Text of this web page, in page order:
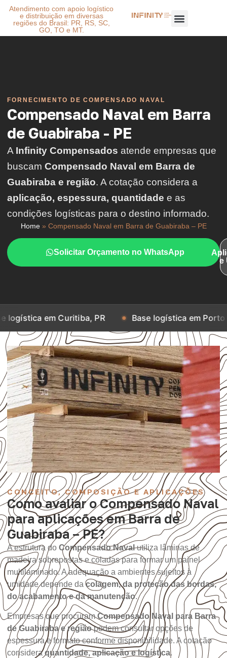
Atendimento com apoio logístico
e distribuição em diversas
regiões do Brasil: PR, RS, SC,
GO, TO e MT.
FORNECIMENTO DE COMPENSADO NAVAL
Compensado Naval em Barra
de Guabiraba - PE
A Infinity Compensados atende empresas que
buscam Compensado Naval em Barra de
Guabiraba e região. A cotação considera a
aplicação, espessura, quantidade e as
condições logísticas para o destino informado.
Home» Compensado Naval em Barra de Guabiraba – PE
Solicitar Orçamento no WhatsApp
e
Curitiba, PR Base logística em Porto Alegre, RS
CONCEITO, COMPOSIÇÃO E APLICAÇÕES
Como avaliar o Compensado Naval
para aplicações em Barra de
Guabiraba – PE?
A estrutura do Compensado Navalutiliza lâminas de
madeira sobrepostas e coladas para formar um painel
multilaminado. A adequação a ambientes sujeitos à
umidade depende dacolagem, da proteção das bordas,
do acabamento e da manutenção.
Empresas que procuramCompensado Naval para Barra
de Guabiraba e regiãopodem consultar opções de
espessura e formato conforme disponibilidade. A cotação
consideraquantidade, aplicação e logística.